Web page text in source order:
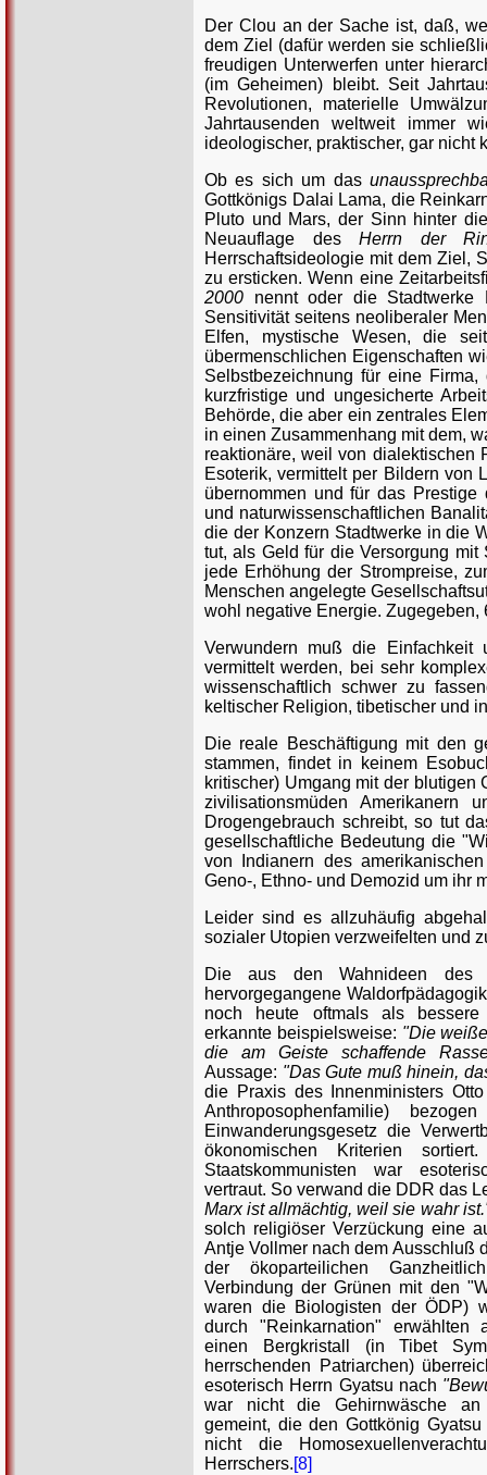
Der Clou an der Sache ist, daß,
dem Ziel (dafür werden sie
freudigen Unterwerfen unter
(im Geheimen) bleibt. Seit
Revolutionen, materielle
Jahrtausenden weltweit immer
ideologischer, praktischer, gar nicht
Ob es sich um das
Gottkönigs Dalai Lama, die
Pluto und Mars, der Sinn hinter
Neuauflage desHerrn der
Herrschaftsideologie mit dem Ziel,
zu ersticken. Wenn eine
2000 nennt oder die
Sensitivität seitens neoliberaler
Elfen, mystische Wesen, die
übermenschlichen Eigenschaften
Selbstbezeichnung für eine
kurzfristige und ungesicherte
Behörde, die aber ein zentrales
in einen Zusammenhang mit dem,
reaktionäre, weil von dialektischen
Esoterik, vermittelt per Bildern von
übernommen und für das Prestige
und naturwissenschaftlichen
die der Konzern Stadtwerke in die
tut, als Geld für die Versorgung
jede Erhöhung der Strompreise,
Menschen angelegte
wohl negative Energie.
Verwundern muß die Einfachkeit
vermittelt werden, bei sehr
wissenschaftlich schwer zu
keltischer Religion, tibetischer und
Die reale Beschäftigung mit den
stammen, findet in keinem
kritischer) Umgang mit der blutigen
zivilisationsmüden Amerikanern
Drogengebrauch schreibt, so tut
gesellschaftliche Bedeutung die
von Indianern des
Geno-, Ethno- und Demozid um ihr
Leider sind es allzuhäufig
sozialer Utopien verzweifelten und
Die aus den Wahnideen des
hervorgegangene
noch heute oftmals als
erkannte beispielsweise: "Die
die am Geiste schaffende
Aussage: "Das Gute muß hinein,
die Praxis des Innenministers
Anthroposophenfamilie)
Einwanderungsgesetz die
ökonomischen Kriterien
Staatskommunisten war
vertraut. So verwand die DDR das
Marx ist allmächtig, weil sie wahr
solch religiöser Verzückung eine
Antje Vollmer nach dem Ausschluß
der ökoparteilichen
Verbindung der Grünen mit den
waren die Biologisten der ÖDP)
durch "Reinkarnation" erwählten
einen Bergkristall (in Tibet
herrschenden Patriarchen)
esoterisch Herrn Gyatsu nach
war nicht die Gehirnwäsche an
gemeint, die den Gottkönig
nicht die
Herrschers.[8]